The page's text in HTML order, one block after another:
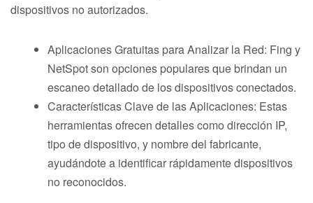
dispositivos no autorizados.
Aplicaciones Gratuitas para Analizar la Red: Fing y
NetSpot son opciones populares que brindan un
escaneo detallado de los dispositivos conectados.
Características Clave de las Aplicaciones: Estas
herramientas ofrecen detalles como dirección IP,
tipo de dispositivo, y nombre del fabricante,
ayudándote a identificar rápidamente dispositivos
no reconocidos.